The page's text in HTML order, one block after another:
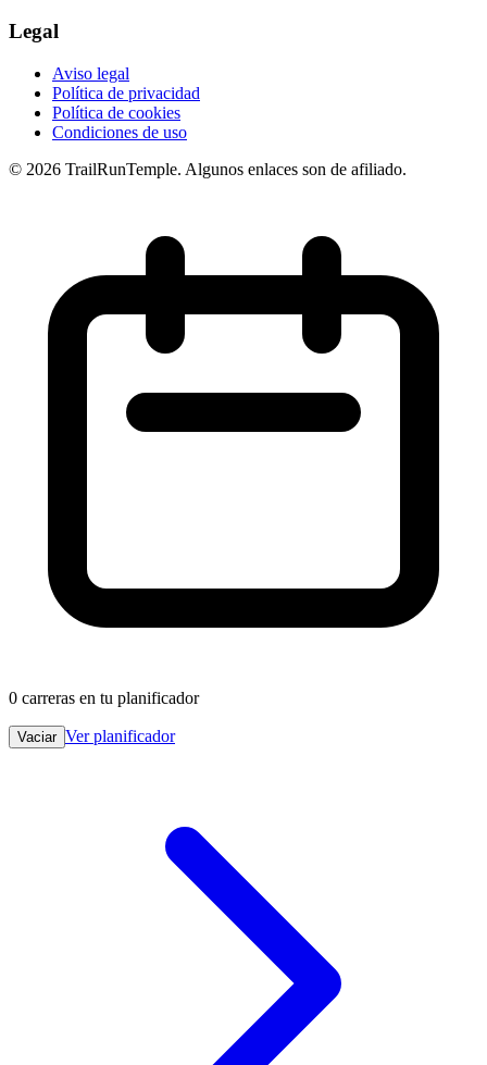
Legal
Aviso legal
Política de privacidad
Política de cookies
Condiciones de uso
© 2026 TrailRunTemple. Algunos enlaces son de afiliado.
0 carreras en tu planificador
Vaciar Ver planificador